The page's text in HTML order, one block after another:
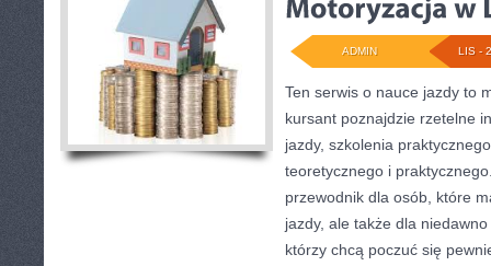
LIS -
ADMIN
Ten serwis o nauce jazdy to
kursant poznajdzie rzetelne
jazdy, szkolenia
teoretycznego i
przewodnik dla osób, które
jazdy, ale także dla
którzy chcą poczuć się